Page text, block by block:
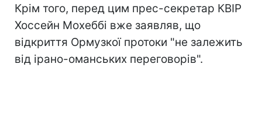
Крім того, перед цим прес-секретар КВІР
Хоссейн Мохеббі вже заявляв, що
відкриття Ормузкої протоки "не залежить
від ірано-оманських переговорів".